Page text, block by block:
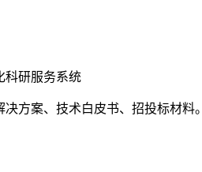
科研服务系统
方案、技术白皮书、招投标材料。